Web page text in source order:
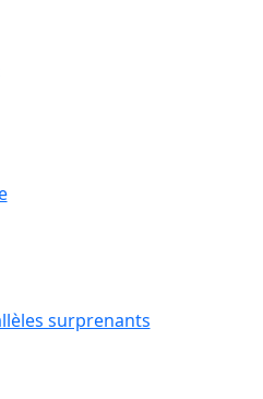
surprenants